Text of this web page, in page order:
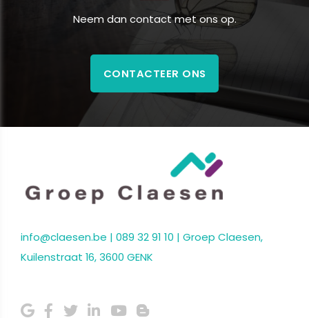
Neem dan contact met ons op.
CONTACTEER ONS
info@claesen.be | 089 32 91 10 | Groep Claesen,
Kuilenstraat 16, 3600 GENK